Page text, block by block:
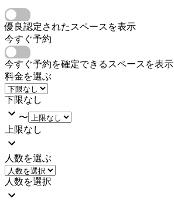
優良認定されたスペースを表示
今すぐ予約
今すぐ予約を確定できるスペースを表示
料金を選ぶ
下限なし
〜
上限なし
人数を選ぶ
人数を選択